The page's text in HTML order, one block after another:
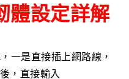
體設定詳解
一是直接插上網路線，
，直接輸入